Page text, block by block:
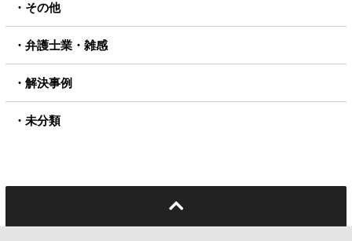
その他
弁護士業・雑感
解決事例
未分類